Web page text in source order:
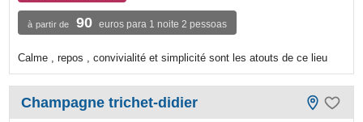
à partir de 90 euros para 1 noite 2 pessoas
Calme , repos , convivialité et simplicité sont les atouts de ce lieu
Champagne trichet-didier